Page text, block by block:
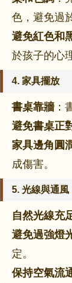
色，避免過
避免紅色和
於孩子的心
4. 家具擺放
書桌靠牆 ：
避免書桌正
家具邊角圓
成傷害。
5. 光線與通風
自然光線充
避免過強燈
定。
保持空氣流